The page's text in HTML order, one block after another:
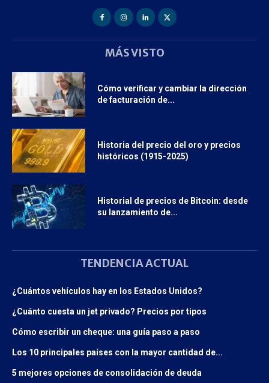
MÁS VISTO
Cómo verificar y cambiar la dirección
de facturación de...
Historia del precio del oro y precios
históricos (1915-2025)
Historial de precios de Bitcoin: desde
su lanzamiento de...
TENDENCIA ACTUAL
¿Cuántos vehículos hay en los Estados Unidos?
¿Cuánto cuesta un jet privado? Precios por tipos
Cómo escribir un cheque: una guía paso a paso
Los 10 principales países con la mayor cantidad de...
5 mejores opciones de consolidación de deuda